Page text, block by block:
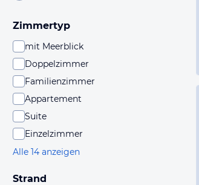
Zimmertyp
mit Meerblick
Doppelzimmer
Familienzimmer
Appartement
Suite
Einzelzimmer
Alle 14 anzeigen
Strand